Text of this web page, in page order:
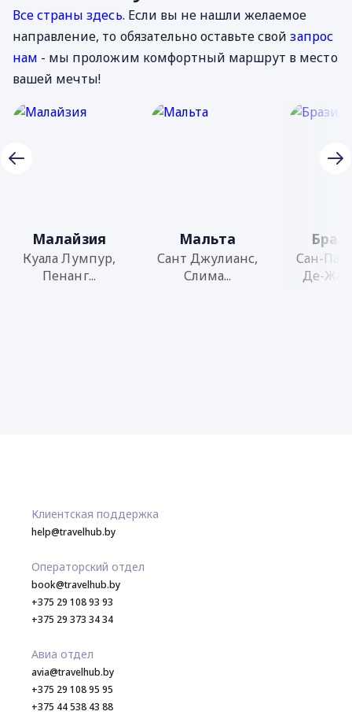
Все страны здесь. Если вы не нашли желаемое
направление, то обязательно оставьте свойзапрос
нам - мы проложим комфортный маршрут в место
вашей мечты!
Малайзия
Куала Лумпур,
Пенанг...
Мальта
Сант Джулианс,
Слима...
Сан-
Де-
Клиентская поддержка
help@travelhub.by
Операторский отдел
book@travelhub.by
+375 29 108 93 93
+375 29 373 34 34
Авиа отдел
avia@travelhub.by
+375 29 108 95 95
+375 44 538 43 88